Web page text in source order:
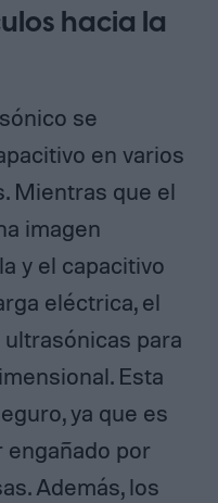
hacia la
se
en varios
Mientras que el
imagen
y el capacitivo
eléctrica, el
para
Esta
ya que es
por
Además, los